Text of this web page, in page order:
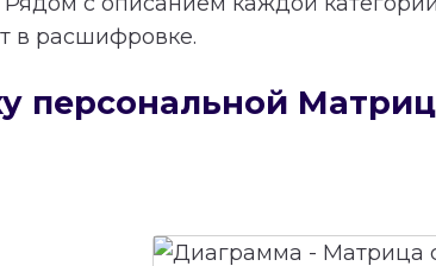
в расшифровке.
персональной